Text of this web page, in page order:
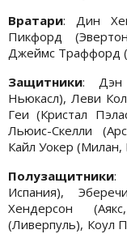
Вратари: Дин
Пикфорд
Джеймс Траффорд
Защитники: Дэн
Ньюкасл), Леви
Геи (Кристал
Льюис-Скелли
Кайл Уокер (Милан,
Полузащитники:
Испания),
Хендерсон
(Ливерпуль), Коул